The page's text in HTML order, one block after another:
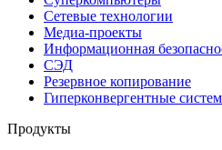
Сетевые технологии
Медиа-проекты
Информационная
СЭД
Резервное копирование
Гиперконвергентные
Продукты